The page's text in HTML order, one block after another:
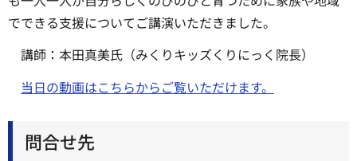
でできる支援についてご講演いただきました。
講師：本田真美氏（みくりキッズくりにっく院長）
当日の動画はこちらからご覧いただけます。
問合せ先